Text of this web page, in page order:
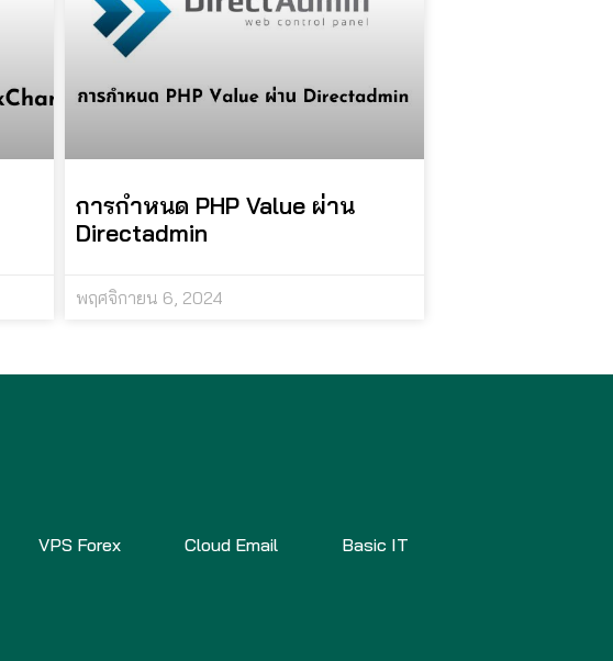
การกำหนด PHP Value ผ่าน
Directadmin
พฤศจิกายน 6, 2024
VPS Forex Cloud Email
Basic IT